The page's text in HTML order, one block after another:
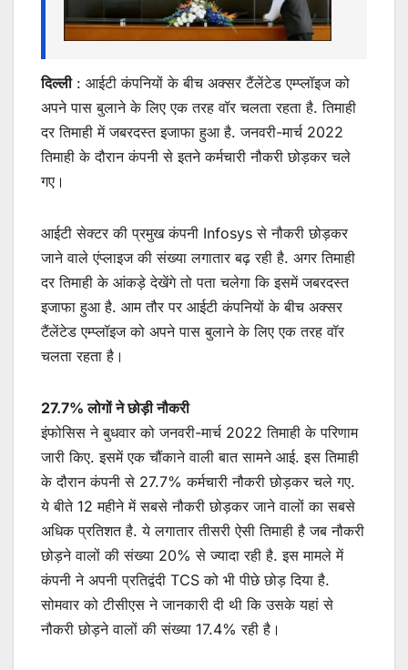
दिल्ली: आईटी कंपनियों के बीच अक्सर टैंलेंटेड एम्प्लॉइज को
अपने पास बुलाने के लिए एक तरह वॉर चलता रहता है. तिमाही
दर तिमाही में जबरदस्त इजाफा हुआ है. जनवरी-मार्च 2022
तिमाही के दौरान कंपनी से इतने कर्मचारी नौकरी छोड़कर चले
गए।
आईटी सेक्टर की प्रमुख कंपनी Infosys से नौकरी छोड़कर
जाने वाले एंप्लाइज की संख्या लगातार बढ़ रही है. अगर तिमाही
दर तिमाही के आंकड़े देखेंगे तो पता चलेगा कि इसमें जबरदस्त
इजाफा हुआ है. आम तौर पर आईटी कंपनियों के बीच अक्सर
टैंलेंटेड एम्प्लॉइज को अपने पास बुलाने के लिए एक तरह वॉर
चलता रहता है।
27.7% लोगों ने छोड़ी नौकरी
इंफोसिस ने बुधवार को जनवरी-मार्च 2022 तिमाही के परिणाम
जारी किए. इसमें एक चौंकाने वाली बात सामने आई. इस तिमाही
के दौरान कंपनी से 27.7% कर्मचारी नौकरी छोड़कर चले गए.
ये बीते 12 महीने में सबसे नौकरी छोड़कर जाने वालों का सबसे
अधिक प्रतिशत है. ये लगातार तीसरी ऐसी तिमाही है जब नौकरी
छोड़ने वालों की संख्या 20% से ज्यादा रही है. इस मामले में
कंपनी ने अपनी प्रतिद्वंदी TCS को भी पीछे छोड़ दिया है.
सोमवार को टीसीएस ने जानकारी दी थी कि उसके यहां से
नौकरी छोड़ने वालों की संख्या 17.4% रही है।